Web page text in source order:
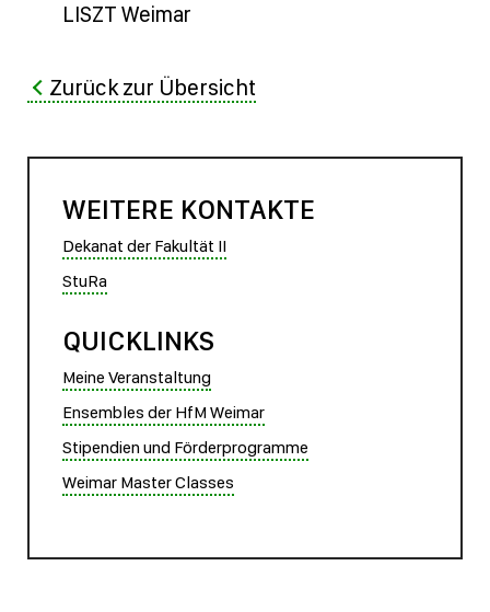
LISZT Weimar
Zurück zur Übersicht
WEITERE KONTAKTE
Dekanat der Fakultät II
StuRa
QUICKLINKS
Meine Veranstaltung
Ensembles der HfM Weimar
Stipendien und Förderprogramme
Weimar Master Classes